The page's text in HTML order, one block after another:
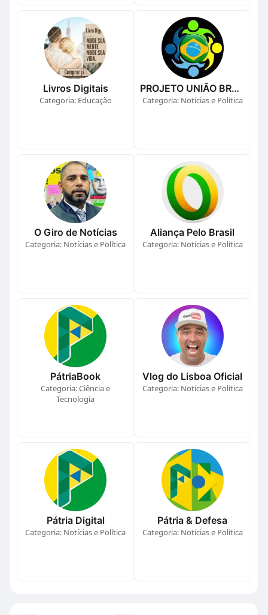
Livros Digitais
Categoria: Educação
PROJETO UNIÃO BRASIL
Categoria: Notícias e Política
O Giro de Notícias
Categoria: Notícias e Política
Aliança Pelo Brasil
Categoria: Notícias e Política
PátriaBook
Categoria: Ciência e
Tecnologia
Vlog do Lisboa Oficial
Categoria: Notícias e Política
Pátria Digital
Categoria: Notícias e Política
Pátria & Defesa
Categoria: Notícias e Política